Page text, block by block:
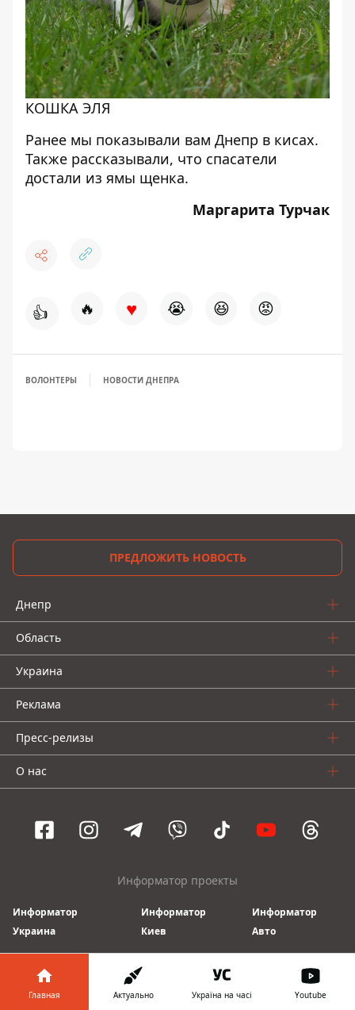
КОШКА ЭЛЯ
Ранее мы показывали вам Днепр в кисах.
Также рассказывали, что спасатели
достали из ямы щенка.
Маргарита Турчак
👍 🔥 ♥ 😭 😆 😡
ВОЛОНТЕРЫ НОВОСТИ ДНЕПРА
ПРЕДЛОЖИТЬ НОВОСТЬ
Днепр
Область
Украина
Реклама
Пресс-релизы
О нас
Информатор проекты
Информатор
Украина
Информатор
Киев
Информатор
Авто
© 2016-2026 Informator
Главная Актуально Україна на часі Youtube